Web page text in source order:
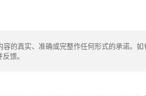
的真实、准确或完整作任何形式的承诺。如
馈。